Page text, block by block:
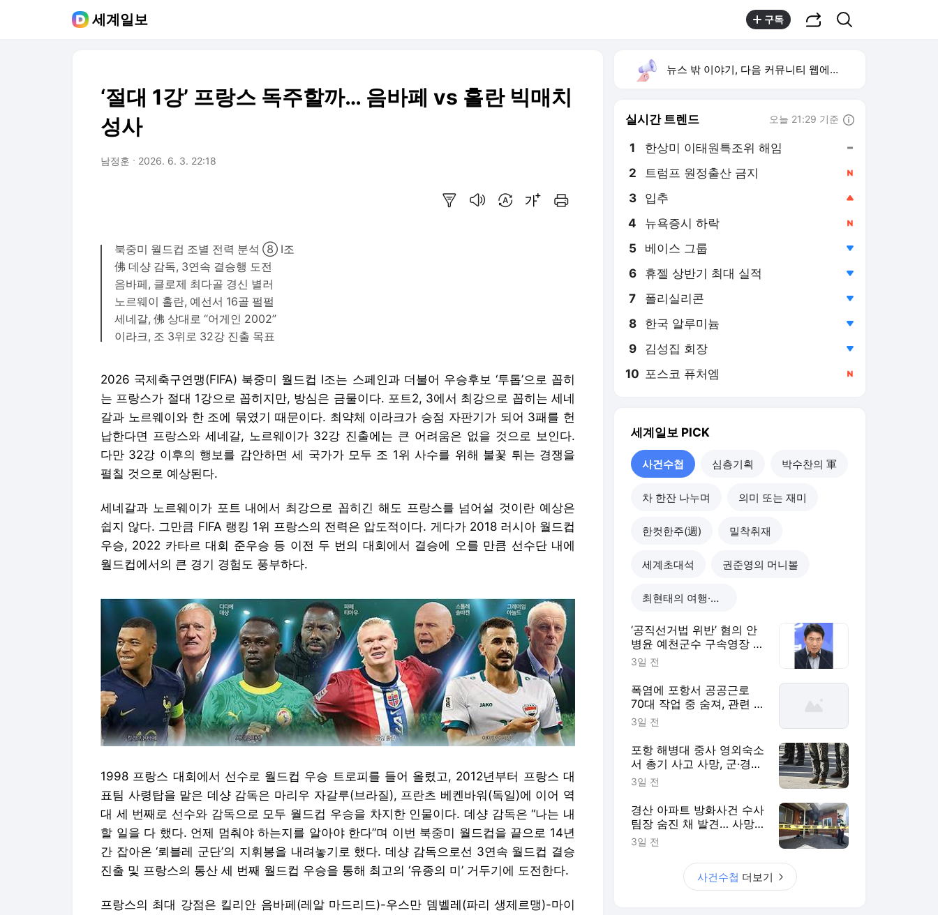
세계일보 구독
‘절대 1강’ 프랑스 독주할까… 음바페 vs 홀란 빅매치
성사
남정훈 2026. 6. 3. 22:18
북중미 월드컵 조별 전력 분석 ⑧ I조
佛 데샹 감독, 3연속 결승행 도전
음바페, 클로제 최다골 경신 별러
노르웨이 홀란, 예선서 16골 펄펄
세네갈, 佛 상대로 “어게인 2002”
이라크, 조 3위로 32강 진출 목표
2026 국제축구연맹(FIFA) 북중미 월드컵 I조는 스페인과 더불어 우승후보 ‘투톱’으로 꼽히
는 프랑스가 절대 1강으로 꼽히지만, 방심은 금물이다. 포트2, 3에서 최강으로 꼽히는 세네
갈과 노르웨이와 한 조에 묶였기 때문이다. 최약체 이라크가 승점 자판기가 되어 3패를 헌
납한다면 프랑스와 세네갈, 노르웨이가 32강 진출에는 큰 어려움은 없을 것으로 보인다.
다만 32강 이후의 행보를 감안하면 세 국가가 모두 조 1위 사수를 위해 불꽃 튀는 경쟁을
펼칠 것으로 예상된다.
세네갈과 노르웨이가 포트 내에서 최강으로 꼽히긴 해도 프랑스를 넘어설 것이란 예상은
쉽지 않다. 그만큼 FIFA 랭킹 1위 프랑스의 전력은 압도적이다. 게다가 2018 러시아 월드컵
우승, 2022 카타르 대회 준우승 등 이전 두 번의 대회에서 결승에 오를 만큼 선수단 내에
월드컵에서의 큰 경기 경험도 풍부하다.
1998 프랑스 대회에서 선수로 월드컵 우승 트로피를 들어 올렸고, 2012년부터 프랑스 대
표팀 사령탑을 맡은 데샹 감독은 마리우 자갈루(브라질), 프란츠 베켄바워(독일)에 이어 역
대 세 번째로 선수와 감독으로 모두 월드컵 우승을 차지한 인물이다. 데샹 감독은 “나는 내
할 일을 다 했다. 언제 멈춰야 하는지를 알아야 한다”며 이번 북중미 월드컵을 끝으로 14년
간 잡아온 ‘뢰블레 군단’의 지휘봉을 내려놓기로 했다. 데샹 감독으로선 3연속 월드컵 결승
진출 및 프랑스의 통산 세 번째 월드컵 우승을 통해 최고의 ‘유종의 미’ 거두기에 도전한다.
프랑스의 최대 강점은 킬리안 음바페(레알 마드리드)-우스만 뎀벨레(파리 생제르맹)-마이
뉴스 밖 이야기, 다음 커뮤니티 웹에서 보기
실시간 트렌드 오늘 21:29 기준
1 한상미 이태원특조위 해임
2 트럼프 원정출산 금지
3 입추
4 뉴욕증시 하락
5 베이스 그룹
6 휴젤 상반기 최대 실적
7 폴리실리콘
8 한국 알루미늄
9 김성집 회장
10 포스코 퓨처엠
세계일보 PICK
사건수첩 심층기획 박수찬의 軍
차 한잔 나누며 의미 또는 재미
한컷한주(週) 밀착취재
세계초대석 권준영의 머니볼
최현태의 여행·와인홀릭
‘공직선거법 위반’ 혐의 안
병윤 예천군수 구속영장 기
각 [사건수첩]
3일 전
폭염에 포항서 공공근로
70대 작업 중 숨져, 관련 사
업 전면 중단 [사건수첩]
3일 전
포항 해병대 중사 영외숙소
서 총기 사고 사망, 군·경찰
수사 착수 [사건수첩]
3일 전
경산 아파트 방화사건 수사
팀장 숨진 채 발견… 사망
경위 조사 [사건수첩]
3일 전
사건수첩 더보기